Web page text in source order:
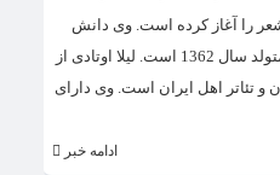
سرودن شعر را آغاز کرده است. وی دانش
آموخته کارشناسی معماری داخلی از دانشگاه هنر تهران است. لیلا اوتادی به دلیل ظاهر جذاب و زیبایش بین بازیگر های دیگر معروف است. لیلا اوتادی متولد سال 1362 است. لیلا اوتادی از
اوتادی (زاده ۱۴ مرداد ۱۳۶۲ – تهران) بازیگر سینما، تلویزیون و تئاتر اهل ایران است. وی دارای
ادامه خبر